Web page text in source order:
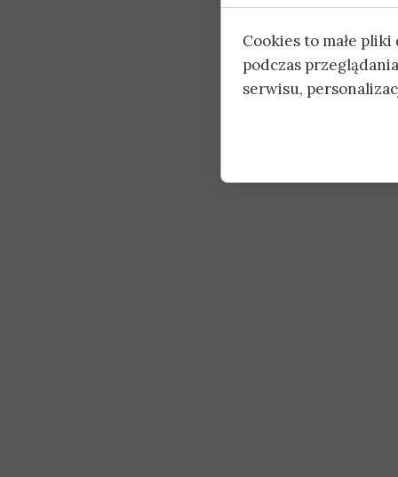
Cookies to małe
podczas
serwisu,